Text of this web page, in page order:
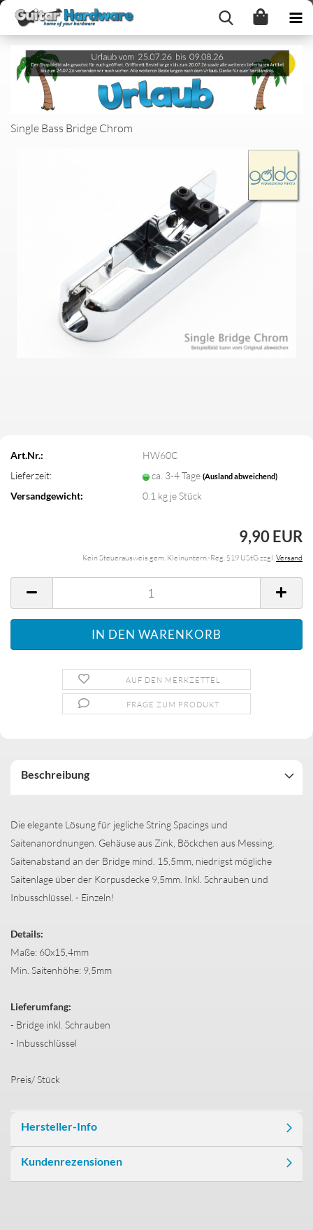
Single Bass Bridge Chrom
Art.Nr.:
HW60C
Lieferzeit:
ca. 3-4 Tage(Ausland abweichend)
Versandgewicht: 0.1 kg je Stück
9,90 EUR
Kein Steuerausweis gem. Kleinuntern.-Reg. §19 UStG zzgl. Versand
AUF DEN MERKZETTEL
FRAGE ZUM PRODUKT
Beschreibung
Die elegante Lösung für jegliche String Spacings und
Saitenanordnungen. Gehäuse aus Zink, Böckchen aus Messing.
Saitenabstand an der Bridge mind. 15,5mm, niedrigst mögliche
Saitenlage über der Korpusdecke 9,5mm. Inkl. Schrauben und
Inbusschlüssel. - Einzeln!
Details:
Maße: 60x15,4mm
Min. Saitenhöhe: 9,5mm
Lieferumfang:
- Bridge inkl. Schrauben
- Inbusschlüssel
Preis/ Stück
Hersteller-Info
Kundenrezensionen